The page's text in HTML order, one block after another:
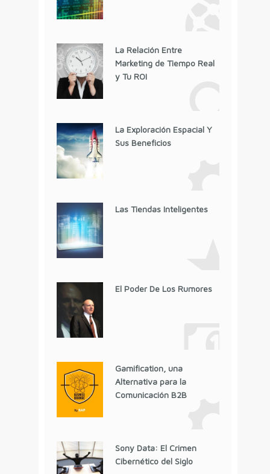
La Relación Entre
Marketing de Tiempo Real
y Tu ROI
La Exploración Espacial Y
Sus Beneficios
Las Tiendas Inteligentes
El Poder De Los Rumores
Gamification, una
Alternativa para la
Comunicación B2B
Sony Data: El Crimen
Cibernético del Siglo